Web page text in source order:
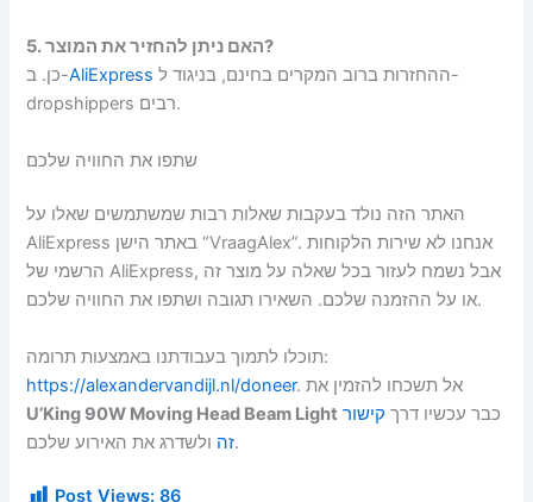
5. האם ניתן להחזיר את המוצר?
כן. ב-AliExpress ההחזרות ברוב המקרים בחינם, בניגוד ל-
dropshippers רבים.
שתפו את החוויה שלכם
האתר הזה נולד בעקבות שאלות רבות שמשתמשים שאלו על
AliExpress באתר הישן “VraagAlex”. אנחנו לא שירות הלקוחות
הרשמי של AliExpress, אבל נשמח לעזור בכל שאלה על מוצר זה
או על ההזמנה שלכם. השאירו תגובה ושתפו את החוויה שלכם.
תוכלו לתמוך בעבודתנו באמצעות תרומה:
https://alexandervandijl.nl/doneer . אל תשכחו להזמין את
U’King 90W Moving Head Beam Light
כבר עכשיו דרך קישור
זהולשדרג את האירוע שלכם.
Post Views: 86